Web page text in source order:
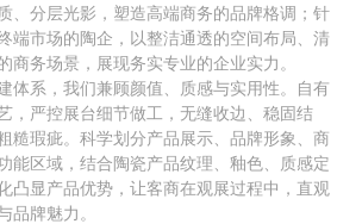
、分层光影，塑造高端商务的品牌格调；针
端市场的陶企，以整洁通透的空间布局、清
商务场景，展现务实专业的企业实力。
体系，我们兼顾颜值、质感与实用性。自有
，严控展台细节做工，无缝收边、稳固结
糙瑕疵。科学划分产品展示、品牌形象、商
能区域，结合陶瓷产品纹理、釉色、质感定
凸显产品优势，让客商在观展过程中，直观
品牌魅力。